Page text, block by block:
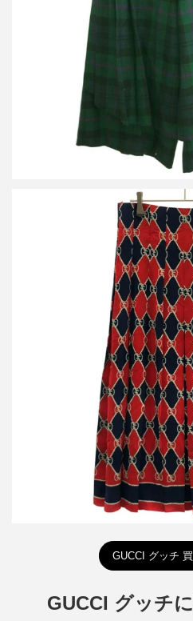
詳しく見
グッチ GGシルクプリーツ
詳しく
GUCCI グッチ
GUCCI グッチ